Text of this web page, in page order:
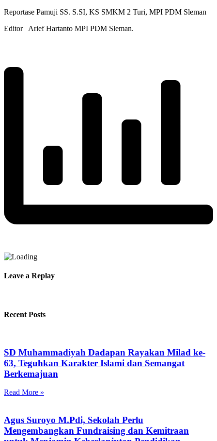
Reportase Pamuji SS. S.SI, KS SMKM 2 Turi, MPI PDM Sleman
Editor Arief Hartanto MPI PDM Sleman.
Leave a Replay
Recent Posts
SD Muhammadiyah Dadapan Rayakan Milad ke-
63, Teguhkan Karakter Islami dan Semangat
Berkemajuan
Read More »
Agus Suroyo M.Pdi, Sekolah Perlu
Mengembangkan Fundraising dan Kemitraan